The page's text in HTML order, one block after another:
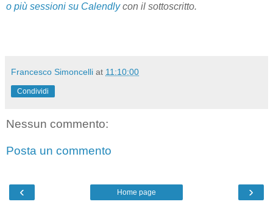
o più sessioni su Calendlycon il sottoscritto.
Francesco Simoncelli at 11:10:00
Condividi
Nessun commento:
Posta un commento
‹ ›
Home page